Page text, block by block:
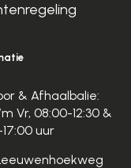
& Afhaalbalie:
Vr, 08:00-12:30 &
17:00 uur